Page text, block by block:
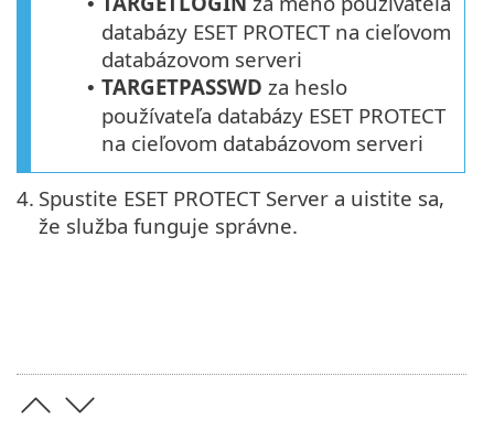
databázy ESET PROTECTna cieľovom
databázovom serveri
• TARGETPASSWD za heslo
používateľa databázy ESET PROTECT
na cieľovom databázovom serveri
4. Spustite ESET PROTECT Server a uistite sa,
že služba funguje správne.